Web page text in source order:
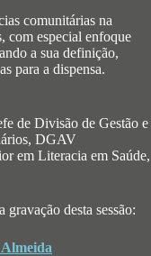
comunitárias na
com especial enfoque
a sua definição,
para a dispensa.
de Divisão de Gestão e
DGAV
em Literacia em Saúde,
desta sessão: